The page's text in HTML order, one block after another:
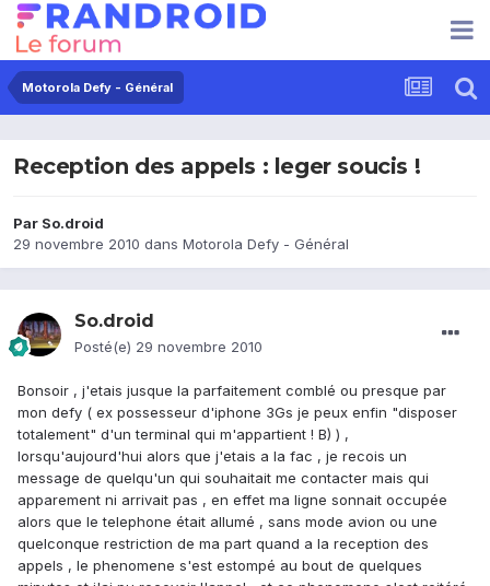
Motorola Defy - Général
Reception des appels : leger soucis !
Par So.droid
29 novembre 2010 dans Motorola Defy - Général
So.droid
Posté(e) 29 novembre 2010
Bonsoir , j'etais jusque la parfaitement comblé ou presque par
mon defy ( ex possesseur d'iphone 3Gs je peux enfin "disposer
totalement" d'un terminal qui m'appartient ! B) ) ,
lorsqu'aujourd'hui alors que j'etais a la fac , je recois un
message de quelqu'un qui souhaitait me contacter mais qui
apparement ni arrivait pas , en effet ma ligne sonnait occupée
alors que le telephone était allumé , sans mode avion ou une
quelconque restriction de ma part quand a la reception des
appels , le phenomene s'est estompé au bout de quelques